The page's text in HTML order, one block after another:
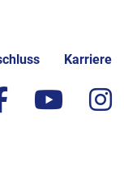
Karriere
facebook